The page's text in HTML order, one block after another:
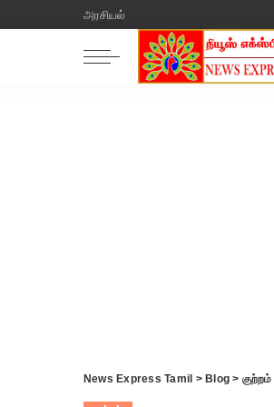
அரசியல்
News Express Tamil > Blog > குற்றம்